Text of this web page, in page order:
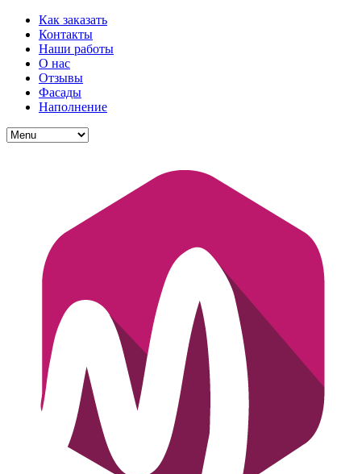
Как заказать
Контакты
Наши работы
О нас
Отзывы
Фасады
Наполнение